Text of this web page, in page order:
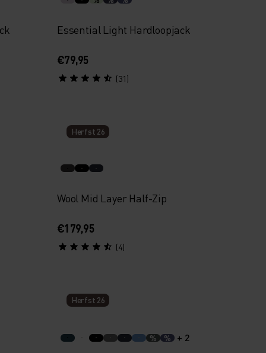
Essential Light Hardloopjack
€79,95
(31)
Herfst 26
Wool Mid Layer Half-Zip
€179,95
(4)
Herfst 26
% % + 2